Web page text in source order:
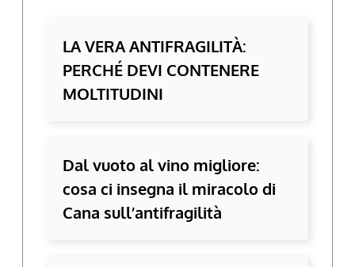
LA VERA ANTIFRAGILITÀ:
PERCHÉ DEVI CONTENERE
MOLTITUDINI
Dal vuoto al vino migliore:
cosa ci insegna il miracolo di
Cana sull’antifragilità